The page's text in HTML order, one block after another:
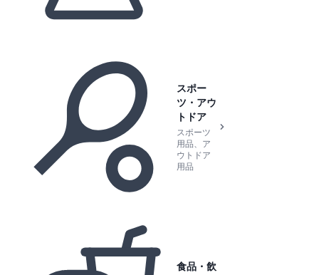
スポー
ツ・アウ
トドア
スポーツ
用品、ア
ウトドア
用品
食品・飲